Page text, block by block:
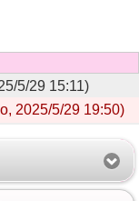
5/29 15:11)
2025/5/29 19:50)